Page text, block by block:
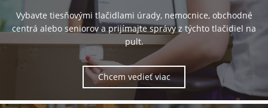
Vybavte tiesňovými tlačidlami úrady, nemocnice, obchodné
centrá alebo seniorov a prijímajte správy z týchto tlačidiel na
pult.
Chcem vedieť viac